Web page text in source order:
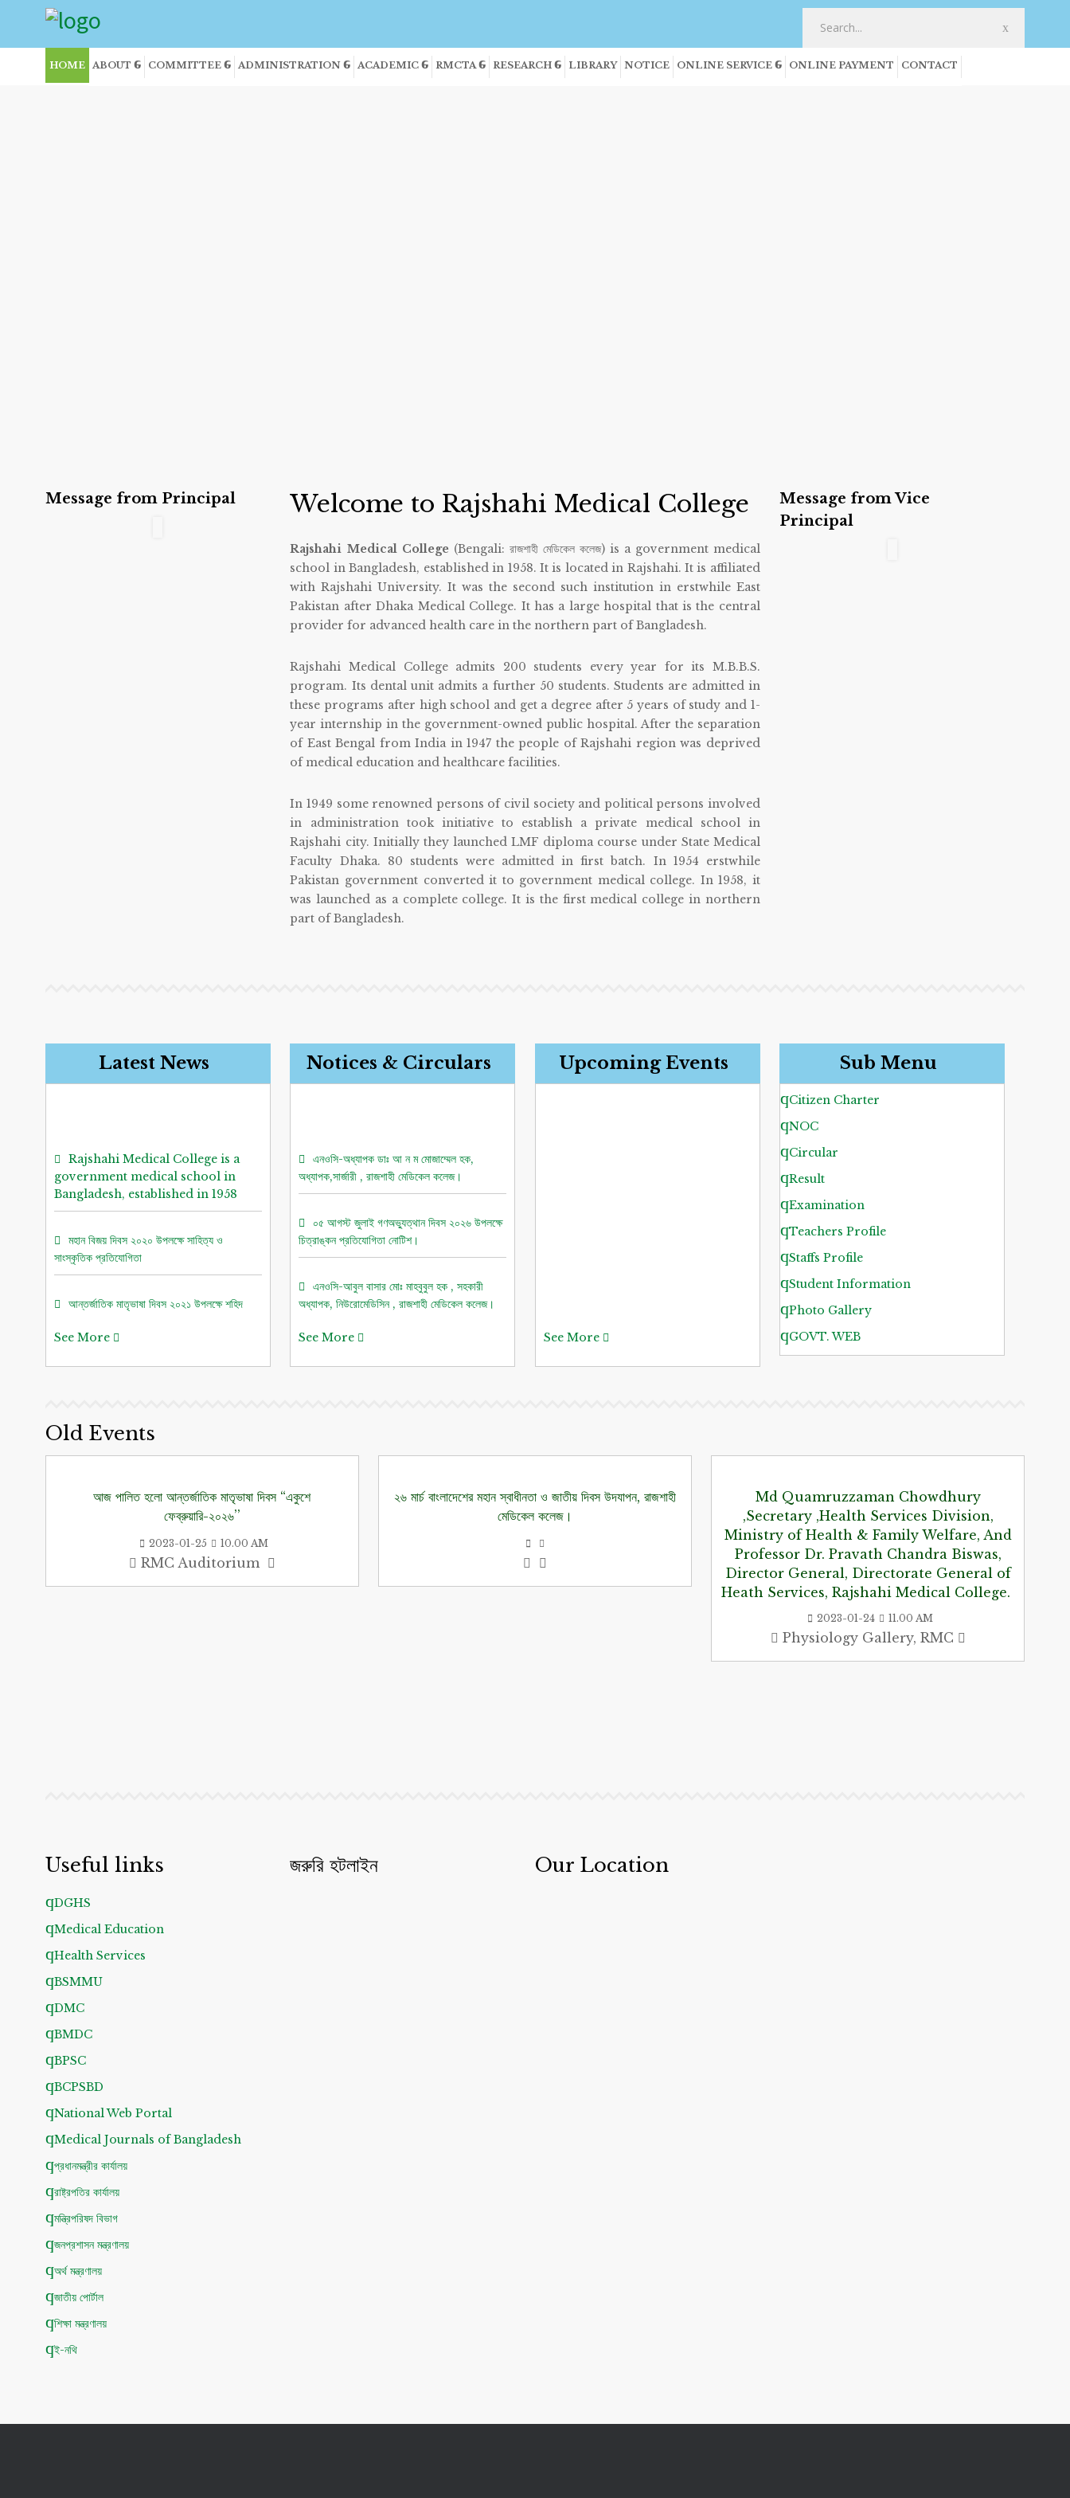
HOME ABOUT COMMITTEE ADMINISTRATION ACADEMIC RMCTA RESEARCH LIBRARY NOTICE ONLINE SERVICE ONLINE PAYMENT CONTACT
Message from Principal Welcome to Rajshahi Medical College
Rajshahi Medical College (Bengali: রাজশাহী মেডিকেল কলেজ) is a government medical
school in Bangladesh, established in 1958. It is located in Rajshahi. It is affiliated
with Rajshahi University. It was the second such institution in erstwhile East
Pakistan after Dhaka Medical College. It has a large hospital that is the central
provider for advanced health care in the northern part of Bangladesh.
Rajshahi Medical College admits 200 students every year for its M.B.B.S.
program. Its dental unit admits a further 50 students. Students are admitted in
these programs after high school and get a degree after 5 years of study and 1-
year internship in the government-owned public hospital. After the separation
of East Bengal from India in 1947 the people of Rajshahi region was deprived
of medical education and healthcare facilities.
In 1949 some renowned persons of civil society and political persons involved
in administration took initiative to establish a private medical school in
Rajshahi city. Initially they launched LMF diploma course under State Medical
Faculty Dhaka. 80 students were admitted in first batch. In 1954 erstwhile
Pakistan government converted it to government medical college. In 1958, it
was launched as a complete college. It is the first medical college in northern
part of Bangladesh.
Message from Vice
Principal
Latest News
government medical school in
Bangladesh, established in 1958
সাংস্কৃতিক প্রতিযোগিতা
মিনারে শ্রদ্ধাঞ্জলি জ্ঞাপন
See More
Notices & Circulars
অধ্যাপক,সার্জারী , রাজশাহী মেডিকেল কলেজ।
চিত্রাঙ্কন প্রতিযোগিতা নোটিশ।
অধ্যাপক, নিউরোমেডিসিন , রাজশাহী মেডিকেল কলেজ।
এনওসি-ডাঃ শরিমিন সোবহান কাবেরী, প্রভাষক,
See More
Upcoming Events
See More
Sub Menu
Citizen Charter
NOC
Circular
Result
Examination
Teachers Profile
Staffs Profile
Student Information
Photo Gallery
GOVT. WEB
Old Events
আজ পালিত হলো আন্তর্জাতিক মাতৃভাষা দিবস “একুশে
ফেব্রুয়ারি-২০২৬’’
2023-01-25 10.00 AM
RMC Auditorium
২৬ মার্চ বাংলাদেশের মহান স্বাধীনতা ও জাতীয় দিবস উদযাপন, রাজশাহী
মেডিকেল কলেজ।
Md Quamruzzaman Chowdhury
,Secretary ,Health Services Division,
Ministry of Health & Family Welfare, And
Professor Dr. Pravath Chandra Biswas,
Director General, Directorate General of
Heath Services, Rajshahi Medical College.
2023-01-24 11.00 AM
Physiology Gallery, RMC
Useful links
DGHS
Medical Education
Health Services
BSMMU
DMC
BMDC
BPSC
BCPSBD
National Web Portal
Medical Journals of Bangladesh
প্রধানমন্ত্রীর কার্যালয়
রাষ্ট্রপতির কার্যালয়
মন্ত্রিপরিষদ বিভাগ
জনপ্রশাসন মন্ত্রণালয়
অর্থ মন্ত্রণালয়
জাতীয় পোর্টাল
শিক্ষা মন্ত্রণালয়
ই-নথি
জরুরি হটলাইন Our Location